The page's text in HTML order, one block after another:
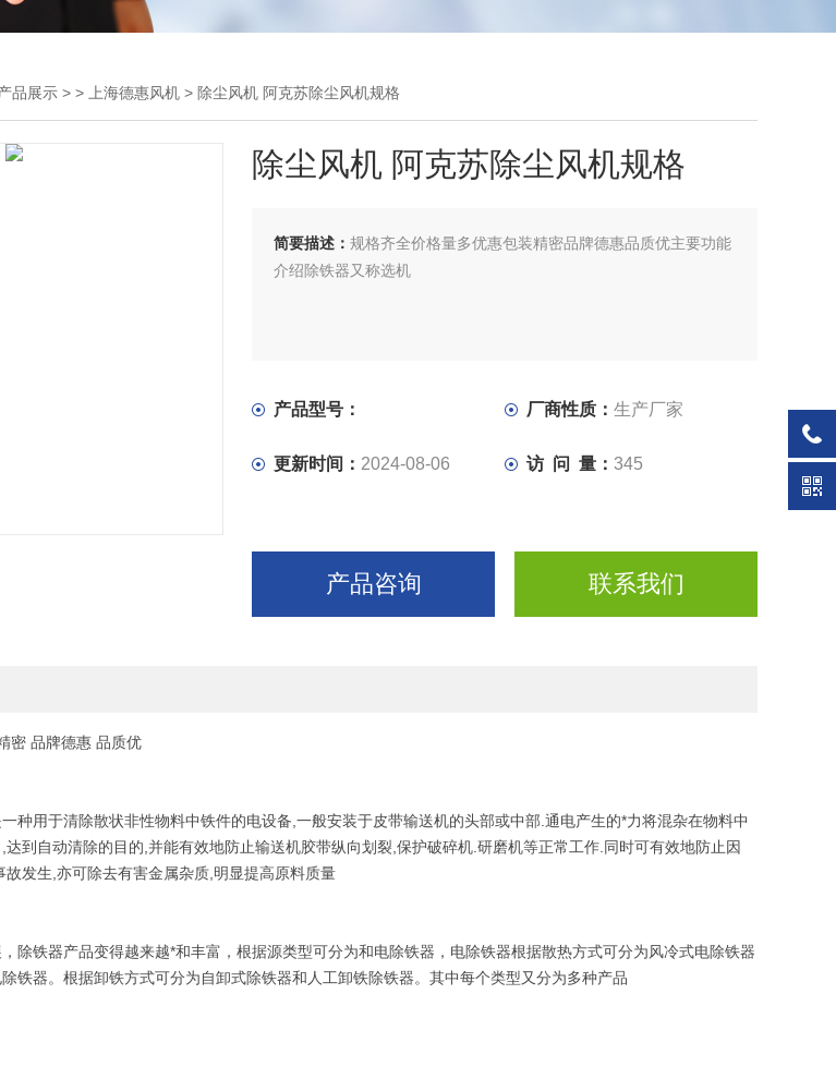
品展示 > > 上海德惠风机 > 除尘风机 阿克苏除尘风机规格
除尘风机 阿克苏除尘风机规格
简要描述：规格齐全价格量多优惠包装精密品牌德惠品质优主要功能
介绍除铁器又称选机
产品型号： 厂商性质：生产厂家
更新时间： 2024-08-06 访 问 量：345
产品咨询 联系我们
密 品牌德惠 品质优
种用于清除散状非性物料中铁件的电设备,一般安装于皮带输送机的头部或中部.通电产生的*力将混杂在物料中
到自动清除的目的,并能有效地防止输送机胶带纵向划裂,保护破碎机.研磨机等正常工作.同时可有效地防止因
发生,亦可除去有害金属杂质,明显提高原料质量
除铁器产品变得越来越*和丰富，根据源类型可分为和电除铁器，电除铁器根据散热方式可分为风冷式电除铁器
铁器。根据卸铁方式可分为自卸式除铁器和人工卸铁除铁器。其中每个类型又分为多种产品